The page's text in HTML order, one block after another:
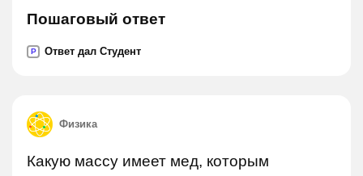
Пошаговый ответ
P Ответ дал Студент
Физика
Какую массу имеет мед, которым